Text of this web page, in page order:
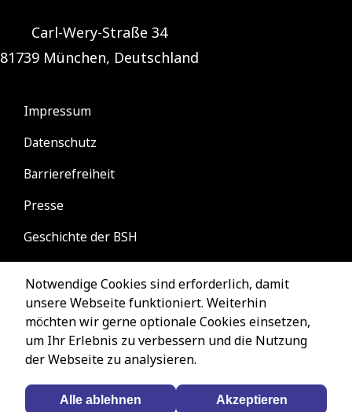
Notwendige Cookies sind erforderlich, damit
unsere Webseite funktioniert. Weiterhin
möchten wir gerne optionale Cookies einsetzen,
um Ihr Erlebnis zu verbessern und die Nutzung
der Webseite zu analysieren.
Alle ablehnen Akzeptieren
Carl-Wery-Straße 34
81739 München, Deutschland